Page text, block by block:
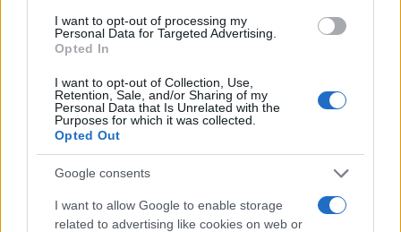
I want to opt-out of processing my
Personal Data for Targeted Advertising.
Opted In
I want to opt-out of Collection, Use,
Retention, Sale, and/or Sharing of my
Personal Data that Is Unrelated with the
Purposes for which it was collected.
Opted Out
Google consents
I want to allow Google to enable storage
related to advertising like cookies on web or
Continua a leggere
LIFESTYLE